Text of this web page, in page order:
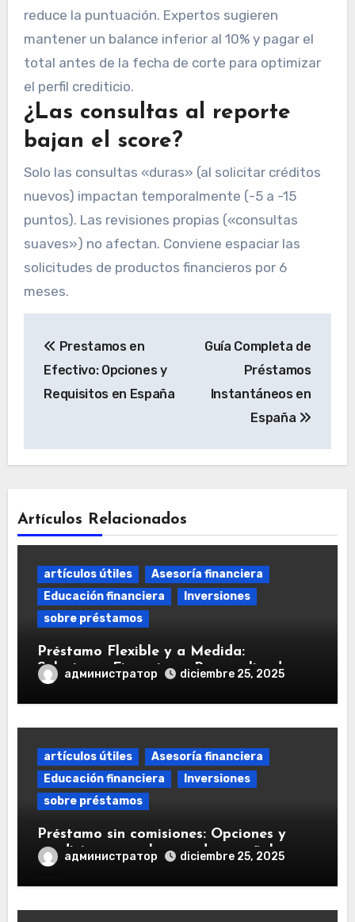
reduce la puntuación. Expertos sugieren
mantener un balance inferior al 10% y pagar el
total antes de la fecha de corte para optimizar
el perfil crediticio.
¿Las consultas al reporte
bajan el score?
Solo las consultas «duras» (al solicitar créditos
nuevos) impactan temporalmente (-5 a -15
puntos). Las revisiones propias («consultas
suaves») no afectan. Conviene espaciar las
solicitudes de productos financieros por 6
meses.
de
entradas
Prestamos en
Efectivo: Opciones y
Requisitos en España
Guía Completa de
Préstamos
Instantáneos en
España
Artículos Relacionados
artículos útiles
Asesoría financiera
Educación financiera
Inversiones
sobre préstamos
Préstamo Flexible y a Medida:
Soluciones Financieras Personalizadas
администратор diciembre 25, 2025
artículos útiles
Asesoría financiera
Educación financiera
Inversiones
sobre préstamos
Préstamo sin comisiones: Opciones y
condiciones en el mercado español
администратор diciembre 25, 2025